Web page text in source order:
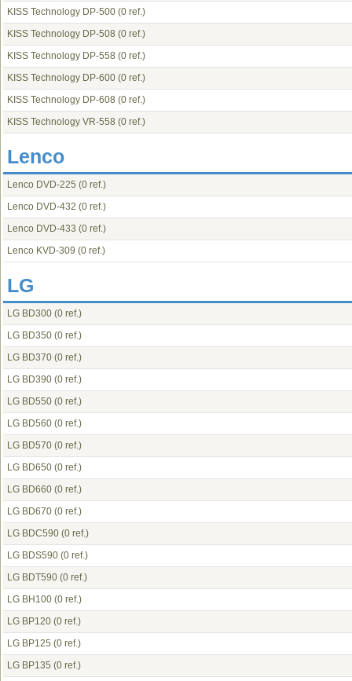
KISS Technology DP-500 (0 ref.)
KISS Technology DP-508 (0 ref.)
KISS Technology DP-558 (0 ref.)
KISS Technology DP-600 (0 ref.)
KISS Technology DP-608 (0 ref.)
KISS Technology VR-558 (0 ref.)
Lenco
Lenco DVD-225 (0 ref.)
Lenco DVD-432 (0 ref.)
Lenco DVD-433 (0 ref.)
Lenco KVD-309 (0 ref.)
LG
LG BD300 (0 ref.)
LG BD350 (0 ref.)
LG BD370 (0 ref.)
LG BD390 (0 ref.)
LG BD550 (0 ref.)
LG BD560 (0 ref.)
LG BD570 (0 ref.)
LG BD650 (0 ref.)
LG BD660 (0 ref.)
LG BD670 (0 ref.)
LG BDC590 (0 ref.)
LG BDS590 (0 ref.)
LG BDT590 (0 ref.)
LG BH100 (0 ref.)
LG BP120 (0 ref.)
LG BP125 (0 ref.)
LG BP135 (0 ref.)